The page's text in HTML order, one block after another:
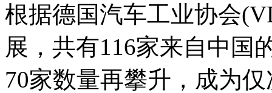
根据德国汽车工业协会
展，共有116家来自中国
70家数量再攀升，成为